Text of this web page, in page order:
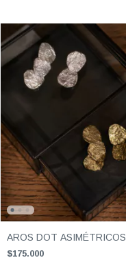
AROS DOT ASIMÉTRICOS
$175.000